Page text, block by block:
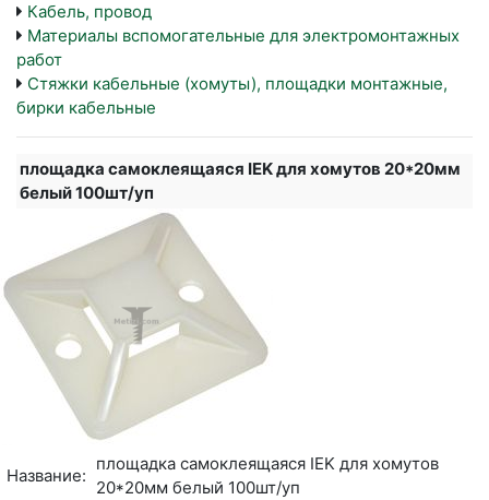
Кабель, провод
Материалы вспомогательные для электромонтажных
работ
Стяжки кабельные (хомуты), площадки монтажные,
бирки кабельные
площадка самоклеящаяся IEK для хомутов 20*20мм
белый 100шт/уп
Название:
площадка самоклеящаяся IEK для хомутов
20*20мм белый 100шт/уп